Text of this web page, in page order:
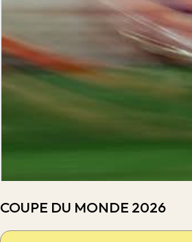
COUPE DU MONDE 2026